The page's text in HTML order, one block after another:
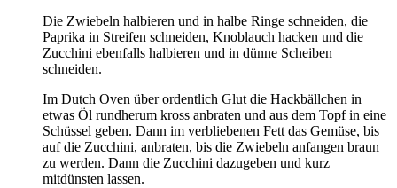
Die Zwiebeln halbieren und in halbe Ringe schneiden, die
Paprika in Streifen schneiden, Knoblauch hacken und die
Zucchini ebenfalls halbieren und in dünne Scheiben
schneiden.
Im Dutch Oven über ordentlich Glut die Hackbällchen in
etwas Öl rundherum kross anbraten und aus dem Topf in eine
Schüssel geben. Dann im verbliebenen Fett das Gemüse, bis
auf die Zucchini, anbraten, bis die Zwiebeln anfangen braun
zu werden. Dann die Zucchini dazugeben und kurz
mitdünsten lassen.